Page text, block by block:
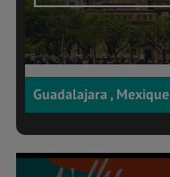
Guadalajara , Mexique